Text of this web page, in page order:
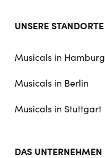
UNSERE STANDORTE
Musicals in Hamburg
Musicals in Berlin
Musicals in Stuttgart
DAS UNTERNEHMEN